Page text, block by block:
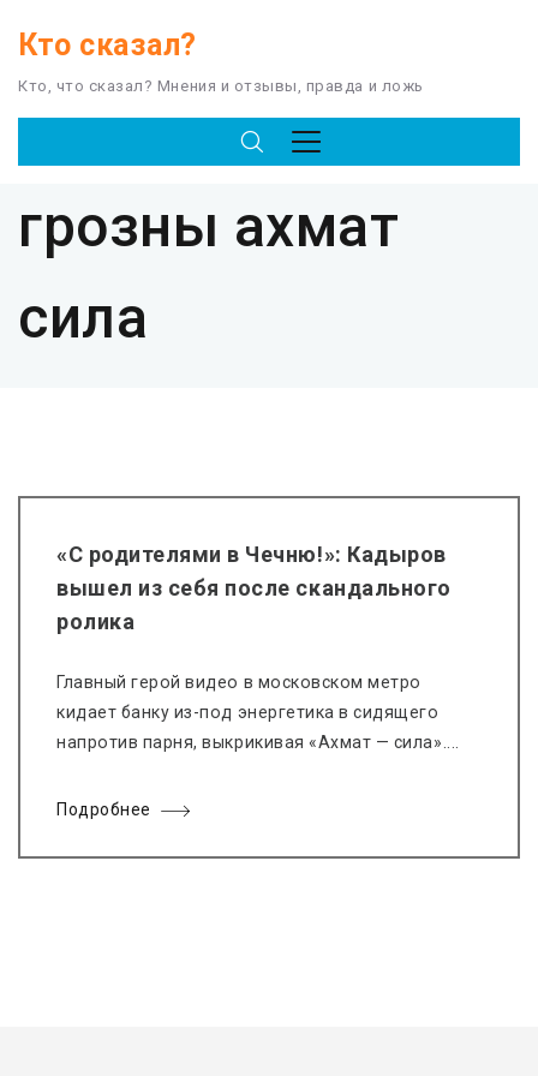
Кто сказал?
Кто, что сказал? Мнения и отзывы, правда и ложь
грозны ахмат
сила
«С родителями в Чечню!»: Кадыров
вышел из себя после скандального
ролика
Главный герой видео в московском метро
кидает банку из-под энергетика в сидящего
напротив парня, выкрикивая «Ахмат — сила»....
Подробнее